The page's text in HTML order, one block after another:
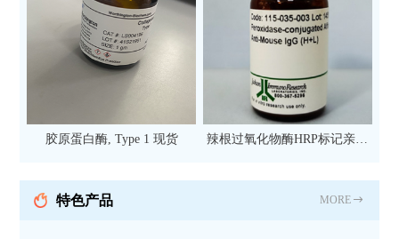
胶原蛋白酶, Type 1 现货
辣根过氧化物酶HRP标记亲和
抗 现货
特色产品 MORE